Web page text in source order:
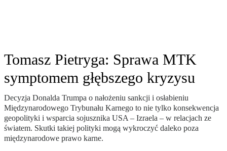
Tomasz Pietryga: Sprawa MTK
symptomem głębszego kryzysu
Decyzja Donalda Trumpa o nałożeniu sankcji i osłabieniu
Międzynarodowego Trybunału Karnego to nie tylko konsekwencja
geopolityki i wsparcia sojusznika USA – Izraela – w relacjach ze
światem. Skutki takiej polityki mogą wykroczyć daleko poza
międzynarodowe prawo karne.